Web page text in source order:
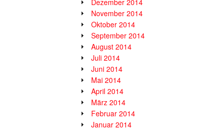
Dezember 2014
November 2014
Oktober 2014
September 2014
August 2014
Juli 2014
Juni 2014
Mai 2014
April 2014
März 2014
Februar 2014
Januar 2014